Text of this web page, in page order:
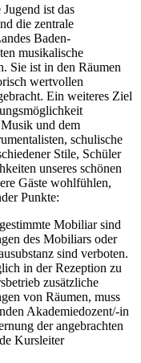
ist das
die zentrale
Baden-
musikalische
Sie ist in den Räumen
wertvollen
Ein weiteres Ziel
und dem
schulische
Stile, Schüler
unseres schönen
Gäste wohlfühlen,
Punkte:
Mobiliar sind
des Mobiliars oder
sind verboten.
in der Rezeption zu
zusätzliche
von Räumen, muss
Akademiedozent/-in
der angebrachten
Kursleiter